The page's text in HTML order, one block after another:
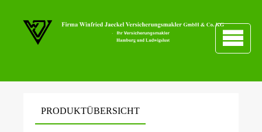
PRODUKTÜBERSICHT